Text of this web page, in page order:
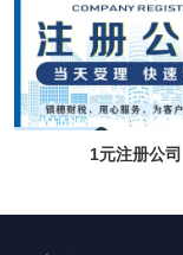
1元注册公司